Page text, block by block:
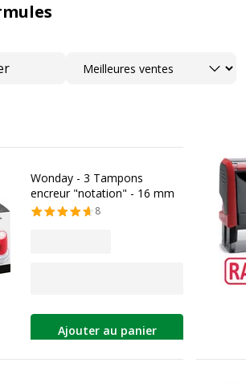
Trier
Wonday - 3 Tampons
encreur "notation" - 16 mm
8
Ajouter au panier